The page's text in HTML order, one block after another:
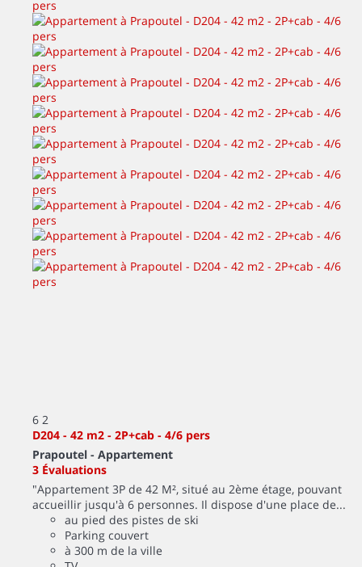
6 2
D204 - 42 m2 - 2P+cab - 4/6 pers
Prapoutel - Appartement
3 Évaluations
"Appartement 3P de 42 M², situé au 2ème étage, pouvant
accueillir jusqu'à 6 personnes. Il dispose d'une place de...
au pied des pistes de ski
Parking couvert
à 300 m de la ville